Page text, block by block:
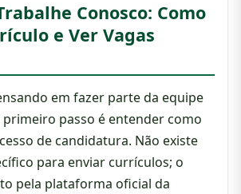
Conosco: Como
e Ver Vagas
em fazer parte da equipe
primeiro passo é entender como
de candidatura. Não existe
para enviar currículos; o
pela plataforma oficial da